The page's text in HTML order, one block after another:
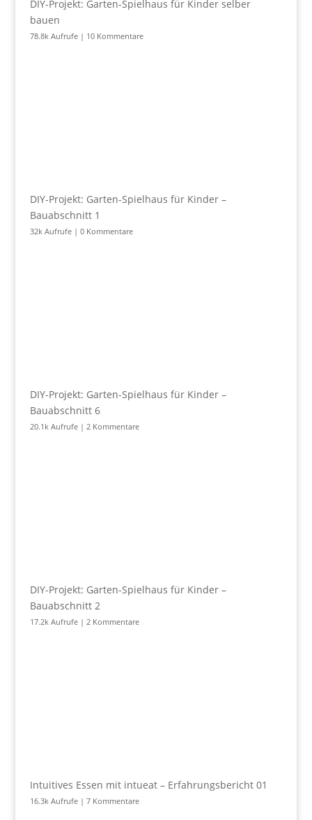
DIY-Projekt: Garten-Spielhaus für Kinder selber
bauen
78.8k Aufrufe| 10 Kommentare
DIY-Projekt: Garten-Spielhaus für Kinder –
Bauabschnitt 1
32k Aufrufe| 0 Kommentare
DIY-Projekt: Garten-Spielhaus für Kinder –
Bauabschnitt 6
20.1k Aufrufe| 2 Kommentare
DIY-Projekt: Garten-Spielhaus für Kinder –
Bauabschnitt 2
17.2k Aufrufe| 2 Kommentare
Intuitives Essen mit intueat – Erfahrungsbericht 01
16.3k Aufrufe| 7 Kommentare